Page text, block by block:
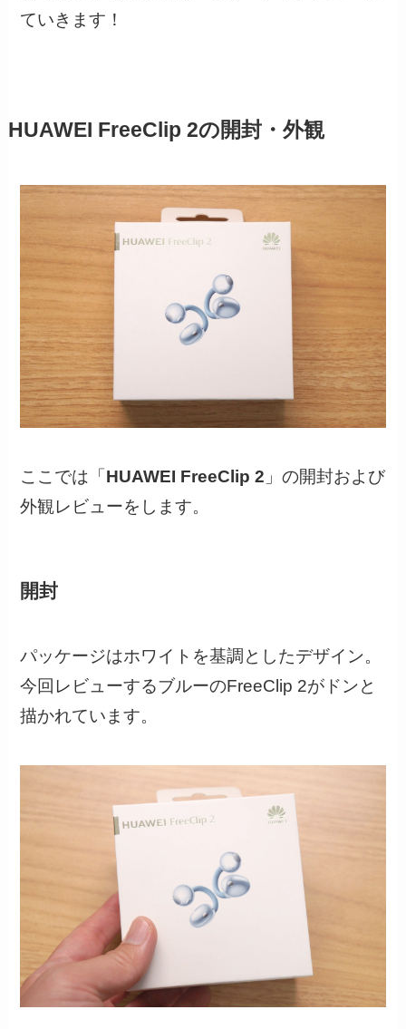
ていきます！
HUAWEI FreeClip 2の開封・外観
ここでは「 HUAWEI FreeClip 2 」の開封および
外観レビューをします。
開封
パッケージはホワイトを基調としたデザイン。
今回レビューするブルーのFreeClip 2がドンと
描かれています。